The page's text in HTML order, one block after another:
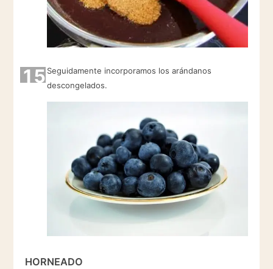
15 Seguidamente incorporamos los arándanos
descongelados.
HORNEADO